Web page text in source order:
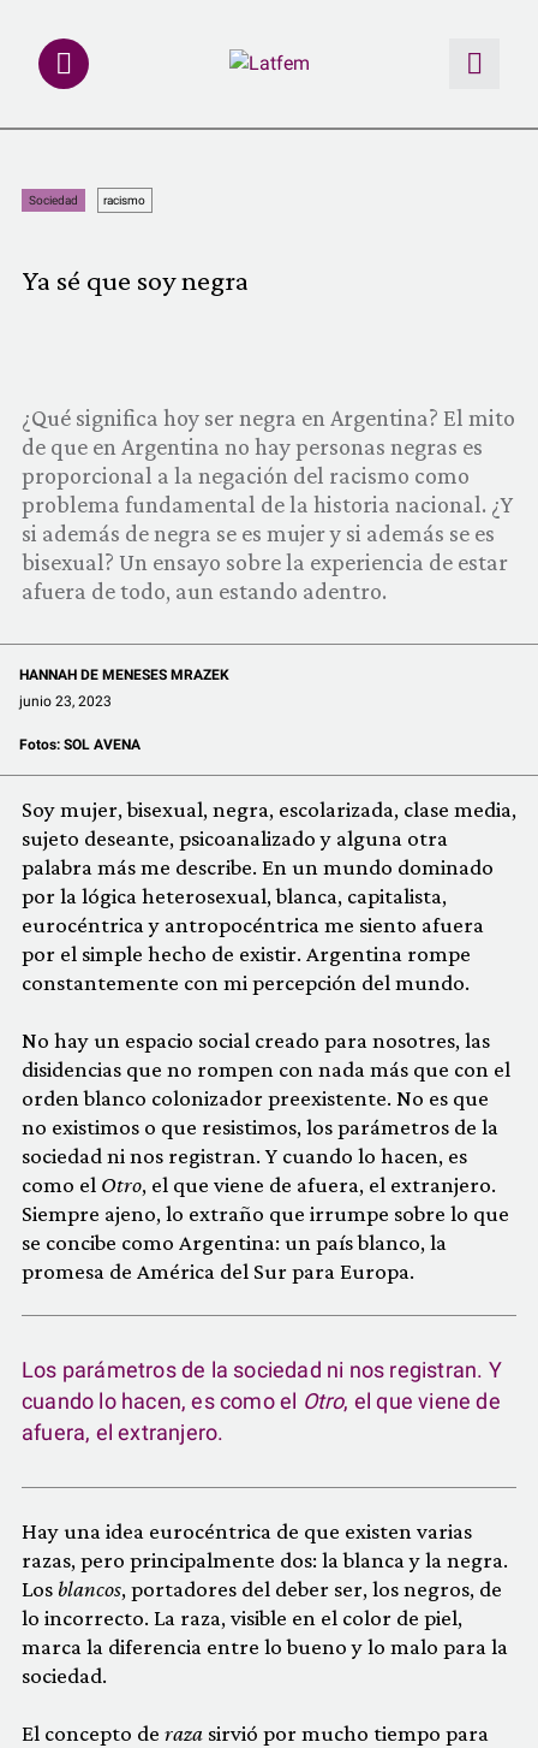
MULTIMEDIA
LATFEMLAB.
PRODUCTOS
COMUNIDAD
Sociedad racismo
Ya sé que soy negra
¿Qué significa hoy ser negra en Argentina? El mito
de que en Argentina no hay personas negras es
proporcional a la negación del racismo como
problema fundamental de la historia nacional. ¿Y
si además de negra se es mujer y si además se es
bisexual? Un ensayo sobre la experiencia de estar
afuera de todo, aun estando adentro.
HANNAH DE MENESES MRAZEK
junio 23, 2023
Fotos: SOL AVENA
Soy mujer, bisexual, negra, escolarizada, clase media,
sujeto deseante, psicoanalizado y alguna otra
palabra más me describe. En un mundo dominado
por la lógica heterosexual, blanca, capitalista,
eurocéntrica y antropocéntrica me siento afuera
por el simple hecho de existir. Argentina rompe
constantemente con mi percepción del mundo.
No hay un espacio social creado para nosotres, las
disidencias que no rompen con nada más que con el
orden blanco colonizador preexistente. No es que
no existimos o que resistimos, los parámetros de la
sociedad ni nos registran. Y cuando lo hacen, es
como el Otro, el que viene de afuera, el extranjero.
Siempre ajeno, lo extraño que irrumpe sobre lo que
se concibe como Argentina: un país blanco, la
promesa de América del Sur para Europa.
Los parámetros de la sociedad ni nos registran. Y
cuando lo hacen, es como el Otro, el que viene de
afuera, el extranjero.
Hay una idea eurocéntrica de que existen varias
razas, pero principalmente dos: la blanca y la negra.
Los blancos, portadores del deber ser, los negros, de
lo incorrecto. La raza, visible en el color de piel,
marca la diferencia entre lo bueno y lo malo para la
sociedad.
El concepto de raza sirvió por mucho tiempo para